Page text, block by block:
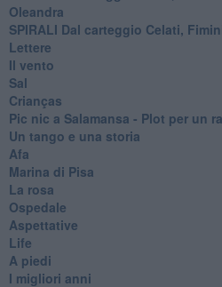
Oleandra
SPIRALI Dal carteggio Celati,
Lettere
Il vento
Sal
Crianças
Pic nic a Salamansa - Plot per un
Un tango e una storia
Afa
Marina di Pisa
La rosa
Ospedale
Aspettative
Life
A piedi
I migliori anni